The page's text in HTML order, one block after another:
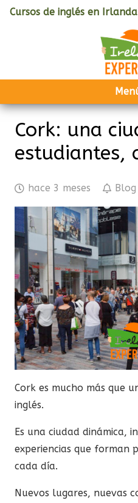
Cursos de inglés en Irlanda
Cork: una
estudiantes,
hace 3 meses Blog
Cork es mucho más que
inglés.
Es una ciudad dinámica,
experiencias que forman
cada día.
Nuevos lugares, nuevas